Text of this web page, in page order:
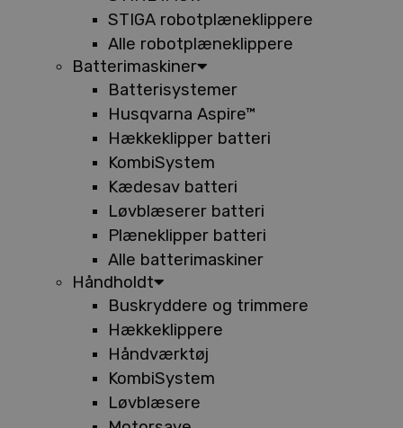
STIGA robotplæneklippere
Alle robotplæneklippere
Batterimaskiner
Batterisystemer
Husqvarna Aspire™
Hækkeklipper batteri
KombiSystem
Kædesav batteri
Løvblæserer batteri
Plæneklipper batteri
Alle batterimaskiner
Håndholdt
Buskryddere og trimmere
Hækkeklippere
Håndværktøj
KombiSystem
Løvblæsere